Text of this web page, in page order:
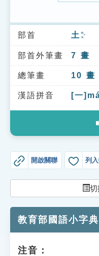
索引選單
知識索引
單字索引
生命大百科索引
教學應用
貓頭鷹博士
部首 土 ㄊㄨˇ
部首外筆畫 7 畫
總筆畫 10 畫
漢語拼音 [一
開啟關聯 列
切
教育部國語小字典
注音：